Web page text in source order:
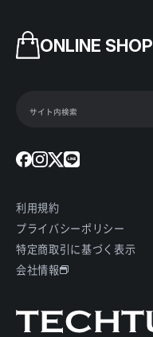
ONLINE SHOP
利用規約
プライバシーポリシー
特定商取引に基づく表示
会社情報